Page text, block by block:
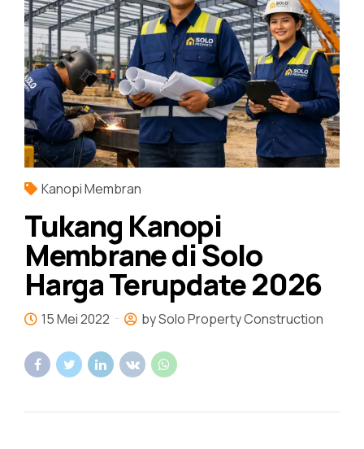
Kanopi Membran
Tukang Kanopi
Membrane di Solo
Harga Terupdate 2026
15 Mei 2022 by Solo Property Construction